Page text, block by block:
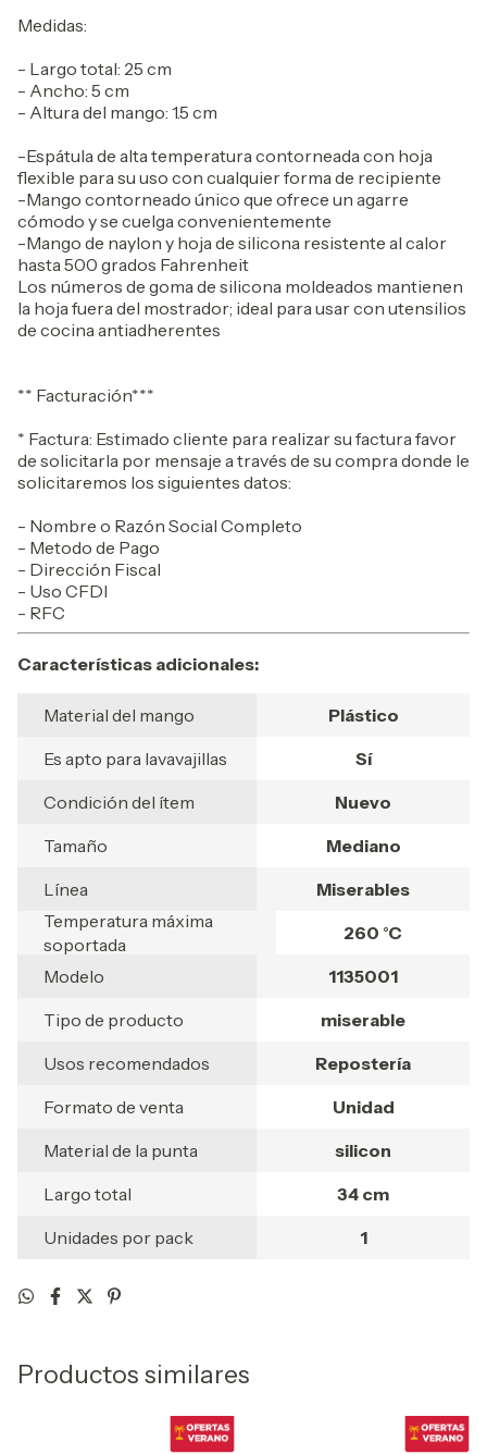
Medidas:
- Largo total: 25 cm
- Ancho: 5 cm
- Altura del mango: 1.5 cm
-Espátula de alta temperatura contorneada con hoja
flexible para su uso con cualquier forma de recipiente
-Mango contorneado único que ofrece un agarre
cómodo y se cuelga convenientemente
-Mango de naylon y hoja de silicona resistente al calor
hasta 500 grados Fahrenheit
Los números de goma de silicona moldeados mantienen
la hoja fuera del mostrador; ideal para usar con utensilios
de cocina antiadherentes
** Facturación***
* Factura: Estimado cliente para realizar su factura favor
de solicitarla por mensaje a través de su compra donde le
solicitaremos los siguientes datos:
- Nombre o Razón Social Completo
- Metodo de Pago
- Dirección Fiscal
- Uso CFDI
- RFC
Características adicionales:
Material del mango
Plástico
Es apto para lavavajillas
Sí
Condición del ítem
Nuevo
Tamaño
Mediano
Línea
Miserables
Temperatura máxima
soportada
260 °C
Modelo
1135001
Tipo de producto
miserable
Usos recomendados
Repostería
Formato de venta
Unidad
Material de la punta
silicon
Largo total
34 cm
Unidades por pack
1
Productos similares